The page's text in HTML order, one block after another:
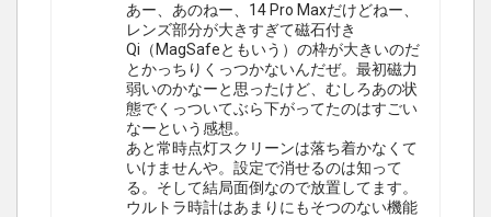
あー、あのねー、14 Pro Maxだけどねー、
レンズ部分が大きすぎて磁石付き
Qi（MagSafeともいう）の枠が大きいのだ
とかっちりくっつかないんだぜ。最初磁力
弱いのかなーと思ったけど、むしろあの状
態でくっついてぶら下がってたのはすごい
なーという感想。
あと常時点灯スクリーンは落ち着かなくて
いけませんや。設定で消せるのは知って
る。そして結局面倒なので放置してます。
ウルトラ時計はあまりにもそつのない機能